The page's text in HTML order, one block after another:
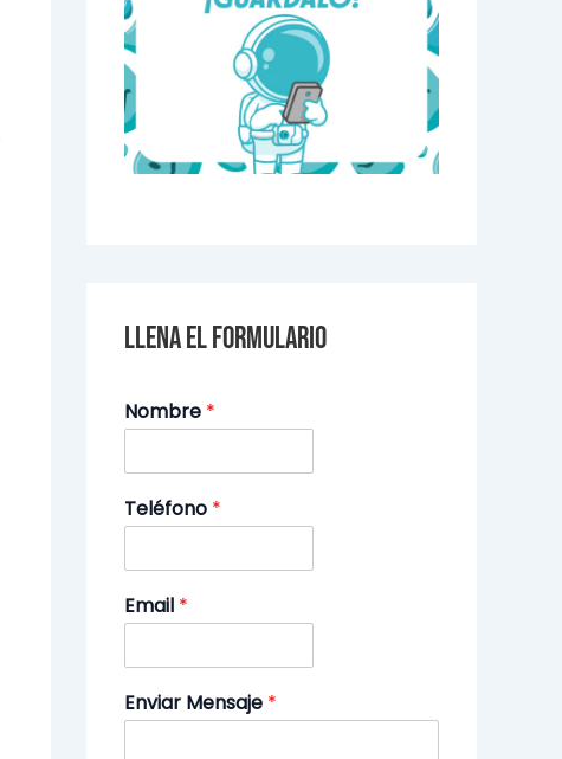
Llena el formulario
Nombre *
Teléfono *
Email *
Enviar Mensaje *